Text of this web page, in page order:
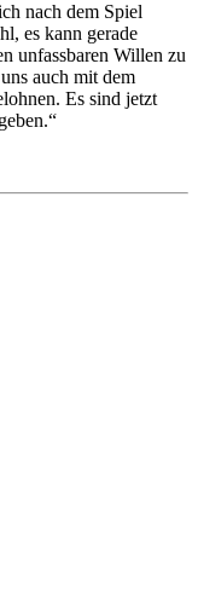
nach dem Spiel
es kann gerade
unfassbaren Willen zu
auch mit dem
Es sind jetzt